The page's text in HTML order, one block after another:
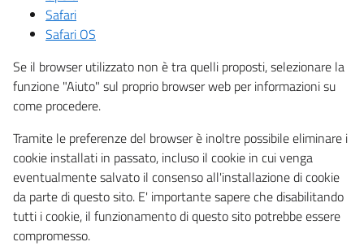
Safari
Safari OS
Se il browser utilizzato non è tra quelli proposti, selezionare la
funzione "Aiuto" sul proprio browser web per informazioni su
come procedere.
Tramite le preferenze del browser è inoltre possibile eliminare i
cookie installati in passato, incluso il cookie in cui venga
eventualmente salvato il consenso all'installazione di cookie
da parte di questo sito. E' importante sapere che disabilitando
tutti i cookie, il funzionamento di questo sito potrebbe essere
compromesso.